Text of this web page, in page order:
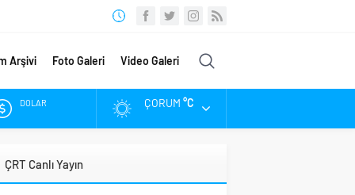
Arşivi Foto Galeri Video Galeri
DOLAR
ALTIN
ÇORUM °C
ÇRT Canlı Yayın